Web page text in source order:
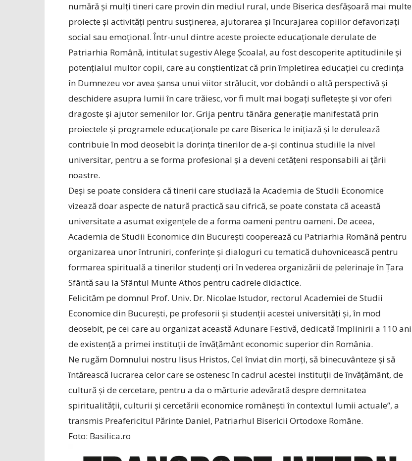
numără și mulți tineri care provin din mediul rural, unde Biserica desfășoară mai multe
proiecte și activități pentru susținerea, ajutorarea și încurajarea copiilor defavorizați
social sau emoțional. Într-unul dintre aceste proiecte educaționale derulate de
Patriarhia Română, intitulat sugestiv Alege Școala!, au fost descoperite aptitudinile și
potențialul multor copii, care au conștientizat că prin împletirea educației cu credința
în Dumnezeu vor avea șansa unui viitor strălucit, vor dobândi o altă perspectivă și
deschidere asupra lumii în care trăiesc, vor fi mult mai bogați sufletește și vor oferi
dragoste și ajutor semenilor lor. Grija pentru tânăra generație manifestată prin
proiectele și programele educaționale pe care Biserica le inițiază și le derulează
contribuie în mod deosebit la dorința tinerilor de a-și continua studiile la nivel
universitar, pentru a se forma profesional și a deveni cetățeni responsabili ai țării
noastre.
Deși se poate considera că tinerii care studiază la Academia de Studii Economice
vizează doar aspecte de natură practică sau cifrică, se poate constata că această
universitate a asumat exigențele de a forma oameni pentru oameni. De aceea,
Academia de Studii Economice din București cooperează cu Patriarhia Română pentru
organizarea unor întruniri, conferințe şi dialoguri cu tematică duhovnicească pentru
formarea spirituală a tinerilor studenți ori în vederea organizării de pelerinaje în Țara
Sfântă sau la Sfântul Munte Athos pentru cadrele didactice.
Felicităm pe domnul Prof. Univ. Dr. Nicolae Istudor, rectorul Academiei de Studii
Economice din București, pe profesorii și studenții acestei universități și, în mod
deosebit, pe cei care au organizat această Adunare Festivă, dedicată împlinirii a 110 ani
de existență a primei instituții de învățământ economic superior din România.
Ne rugăm Domnului nostru Iisus Hristos, Cel înviat din morți, să binecuvânteze și să
întărească lucrarea celor care se ostenesc în cadrul acestei instituții de învățământ, de
cultură și de cercetare, pentru a da o mărturie adevărată despre demnitatea
spiritualității, culturii și cercetării economice românești în contextul lumii actuale”, a
transmis Preafericitul Părinte Daniel, Patriarhul Bisericii Ortodoxe Române.
Foto: Basilica.ro